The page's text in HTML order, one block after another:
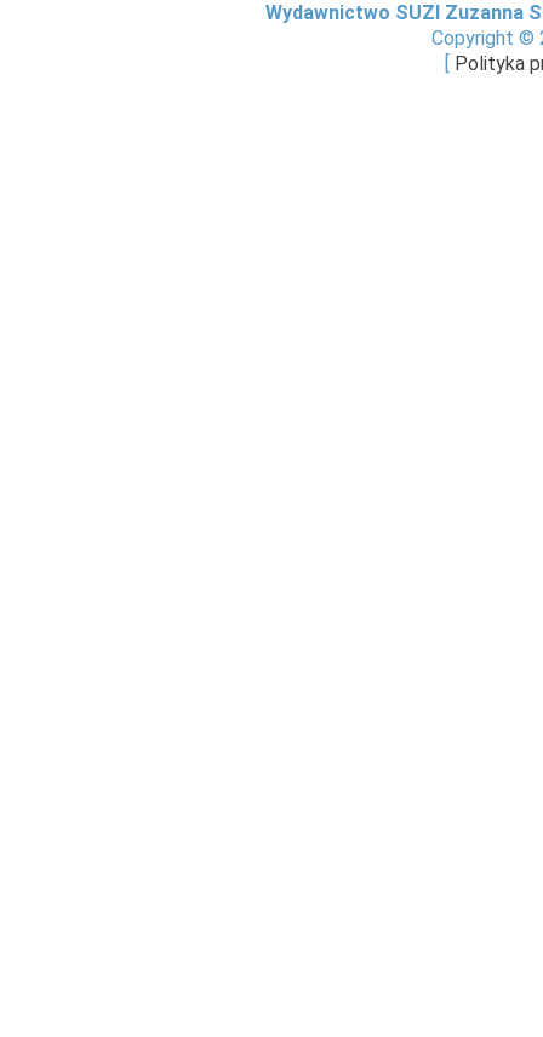
Wydawnictwo SUZI Zuzanna
Copyright ©
Polityka